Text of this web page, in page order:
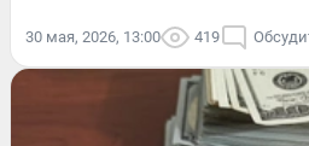
30 мая, 2026, 13:00 419